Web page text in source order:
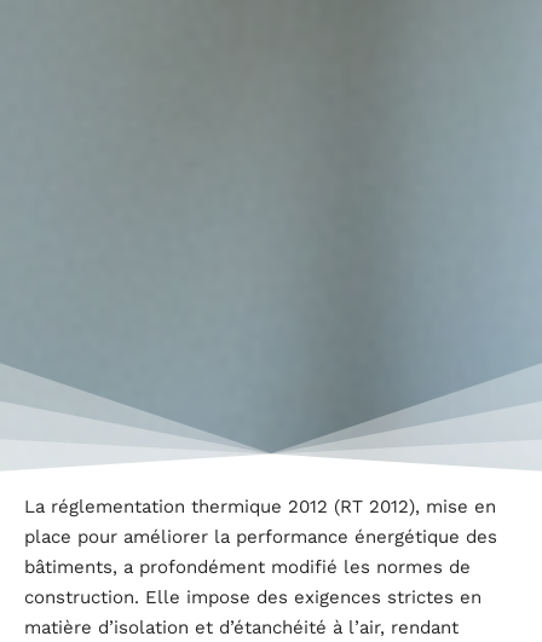
La réglementation thermique 2012 (RT 2012), mise en
place pour améliorer la performance énergétique des
bâtiments, a profondément modifié les normes de
construction. Elle impose des exigences strictes en
matière d’isolation et d’étanchéité à l’air, rendant